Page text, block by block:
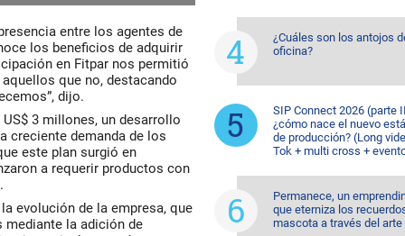
entre los agentes de
los beneficios de adquirir
en Fitpar nos permitió
que no, destacando
dijo.
3 millones, un desarrollo
creciente demanda de los
este plan surgió en
a requerir productos con
evolución de la empresa, que
mediante la adición de
¿Cuáles son los antojos
oficina?
SIP Connect 2026 (parte
¿cómo nace el nuevo
de producción? (Long
Tok + multi cross +
Permanece, un
que eterniza los
mascota a través del arte